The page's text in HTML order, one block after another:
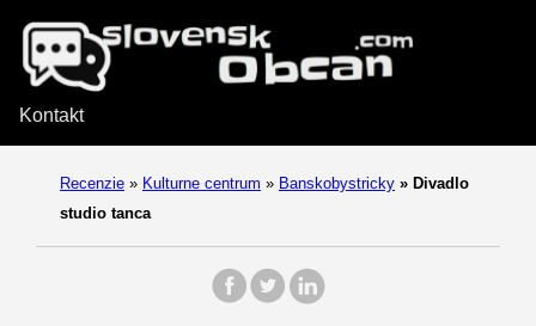
Kontakt
Recenzie » Kulturne centrum » Banskobystricky » Divadlo
studio tanca